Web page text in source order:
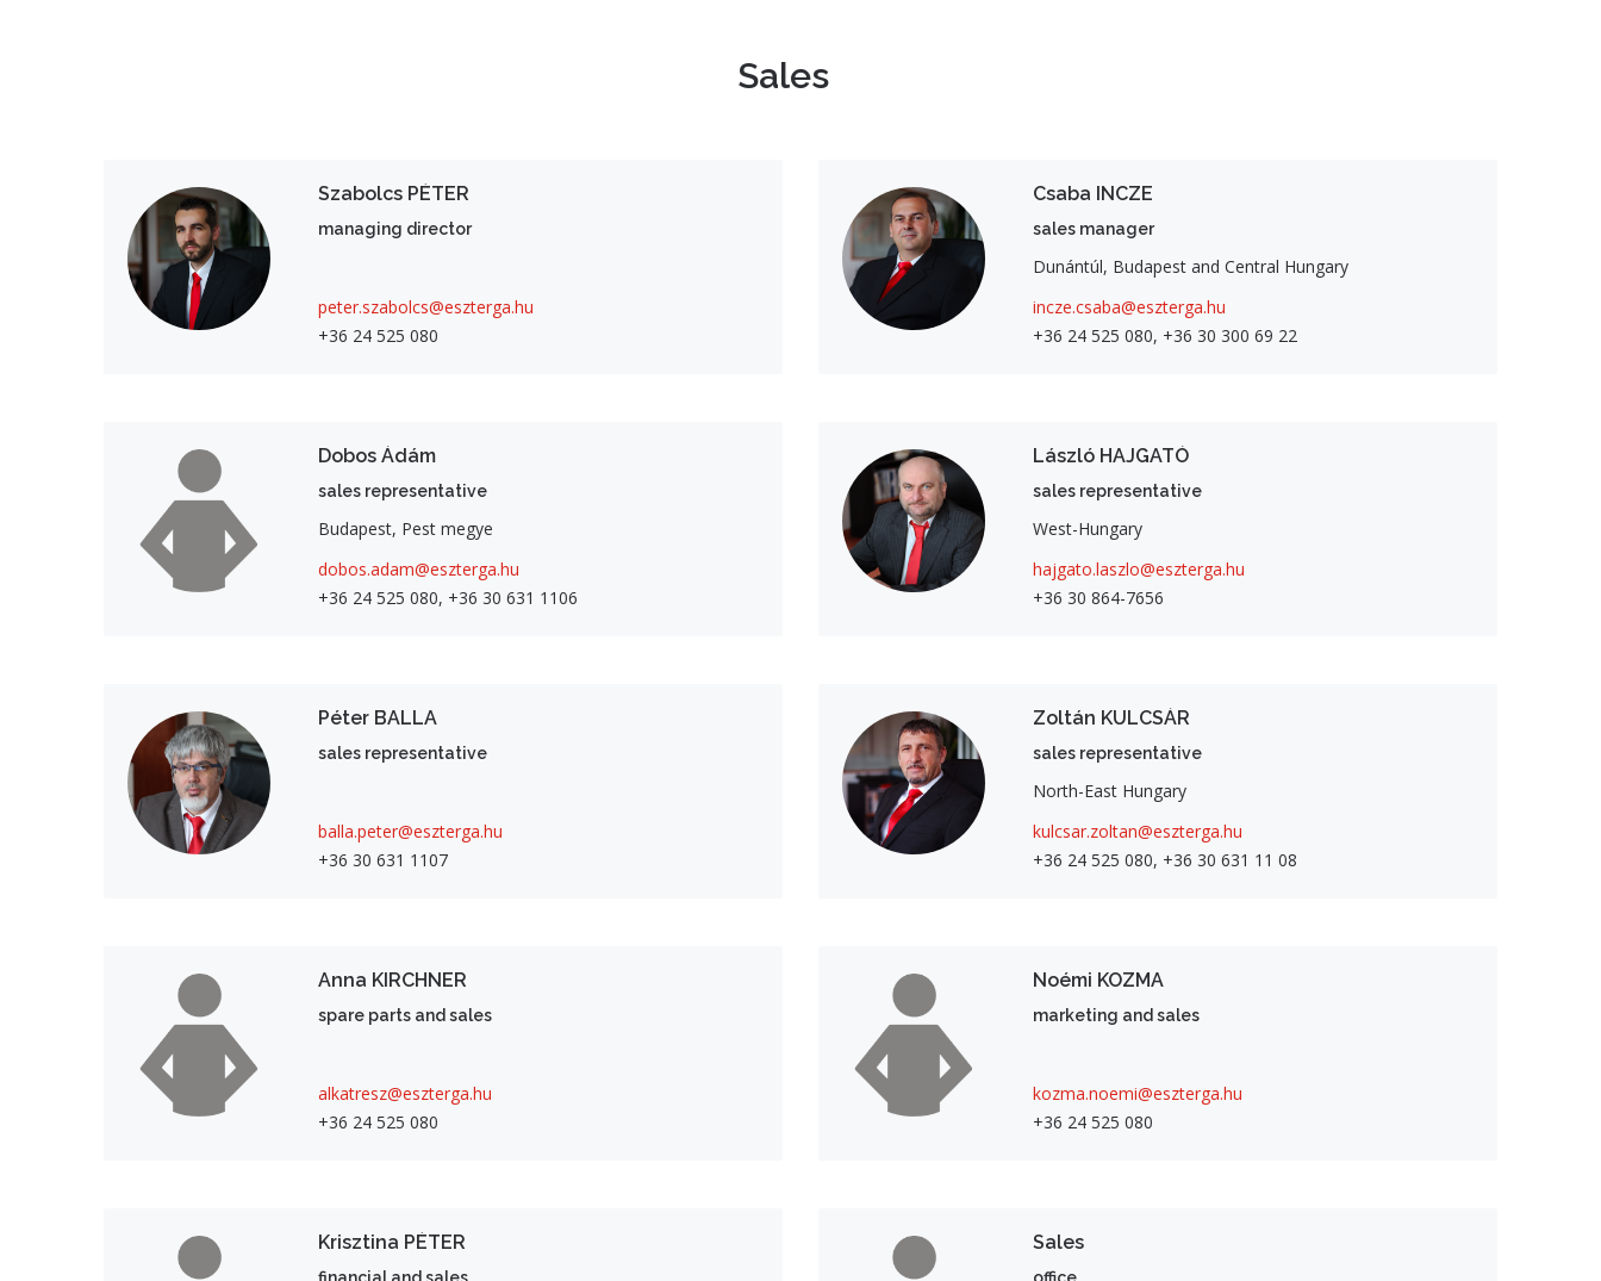
Sales
Szabolcs PÉTER
managing director
peter.szabolcs@eszterga.hu
+36 24 525 080
Csaba INCZE
sales manager
Dunántúl, Budapest and Central Hungary
incze.csaba@eszterga.hu
+36 24 525 080, +36 30 300 69 22
Dobos Ádám
sales representative
Budapest, Pest megye
dobos.adam@eszterga.hu
+36 24 525 080, +36 30 631 1106
László HAJGATÓ
sales representative
West-Hungary
hajgato.laszlo@eszterga.hu
+36 30 864-7656
Péter BALLA
sales representative
balla.peter@eszterga.hu
+36 30 631 1107
Zoltán KULCSÁR
sales representative
North-East Hungary
kulcsar.zoltan@eszterga.hu
+36 24 525 080, +36 30 631 11 08
Anna KIRCHNER
spare parts and sales
alkatresz@eszterga.hu
+36 24 525 080
Noémi KOZMA
marketing and sales
kozma.noemi@eszterga.hu
+36 24 525 080
Krisztina PÉTER Sales